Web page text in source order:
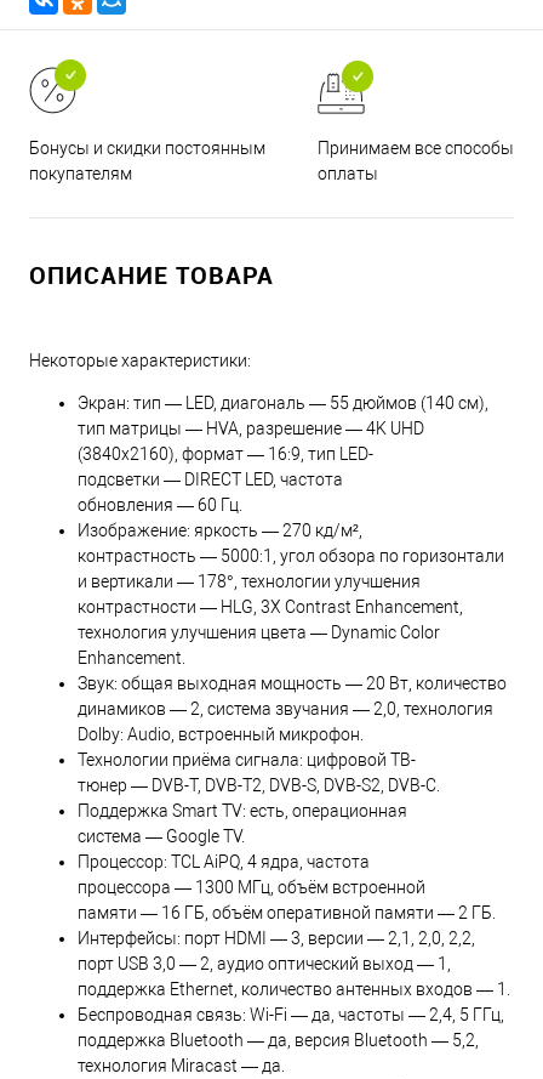
Бонусы и скидки постоянным
покупателям
Принимаем все способы
оплаты
ОПИСАНИЕ ТОВАРА
Некоторые характеристики:
Экран: тип — LED, диагональ — 55 дюймов (140 см),
тип матрицы — HVA, разрешение — 4K UHD
(3840x2160), формат — 16:9, тип LED-
подсветки — DIRECT LED, частота
обновления — 60 Гц.
Изображение: яркость — 270 кд/м²,
контрастность — 5000:1, угол обзора по горизонтали
и вертикали — 178°, технологии улучшения
контрастности — HLG, 3X Contrast Enhancement,
технология улучшения цвета — Dynamic Color
Enhancement.
Звук: общая выходная мощность — 20 Вт, количество
динамиков — 2, система звучания — 2,0, технология
Dolby: Audio, встроенный микрофон.
Технологии приёма сигнала: цифровой ТВ-
тюнер — DVB-T, DVB-T2, DVB-S, DVB-S2, DVB-C.
Поддержка Smart TV: есть, операционная
система — Google TV.
Процессор: TCL AiPQ, 4 ядра, частота
процессора — 1300 МГц, объём встроенной
памяти — 16 ГБ, объём оперативной памяти — 2 ГБ.
Интерфейсы: порт HDMI — 3, версии — 2,1, 2,0, 2,2,
порт USB 3,0 — 2, аудио оптический выход — 1,
поддержка Ethernet, количество антенных входов — 1.
Беспроводная связь: Wi-Fi — да, частоты — 2,4, 5 ГГц,
поддержка Bluetooth — да, версия Bluetooth — 5,2,
технология Miracast — да.